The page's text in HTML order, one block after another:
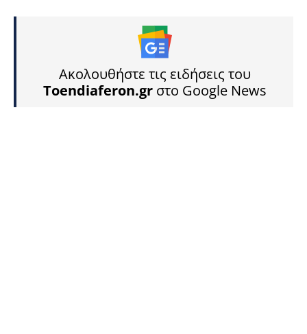
Ακολουθήστε τις ειδήσεις του
Toendiaferon.gr στο Google News